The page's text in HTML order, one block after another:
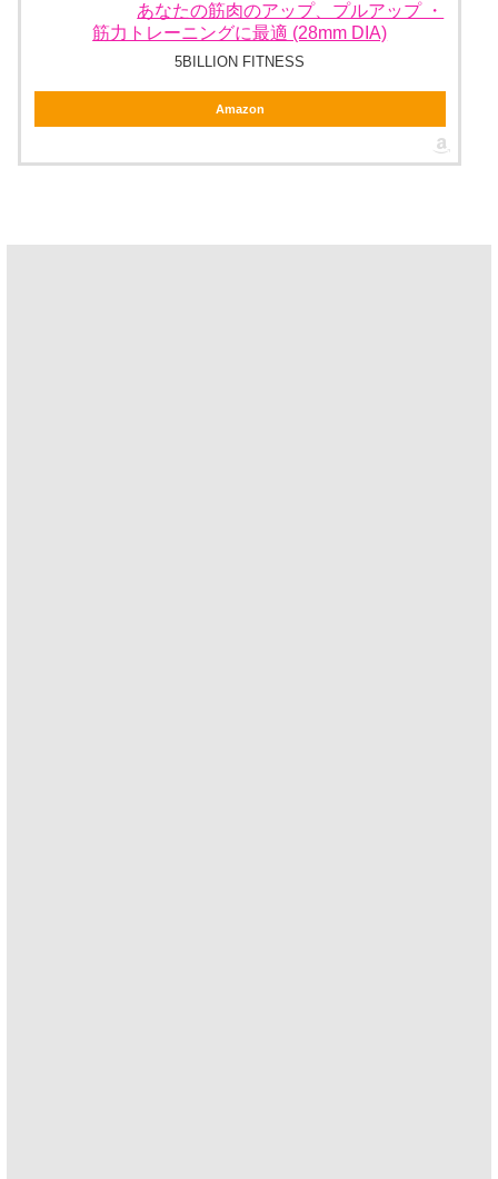
あなたの筋肉のアップ、プルアップ ・
筋力トレーニングに最適 (28mm DIA)
5BILLION FITNESS
Amazon